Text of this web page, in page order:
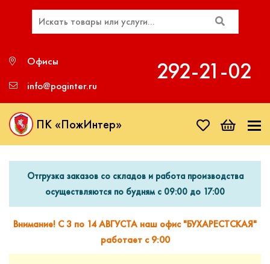
Офисы
info@poginter.ru
292‑21‑02
ПК «ПожИнтер»
Отгрузка заказов со складов и работа производства
осуществляются по будням с 09:00 до 17:00
Внимание! С 3 по 14 АВГУСТА наш офис "БУХАРЕСТСКАЯ"
работает с 9:00